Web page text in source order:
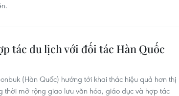
tác du lịch với đối tác Hàn Quốc
(Hàn Quốc) hướng tới khai thác hiệu quả hơn thị
thời mở rộng giao lưu văn hóa, giáo dục và hợp tác